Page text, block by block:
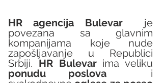
HR agencija Bulevar
  je
povezana sa glavnim
kompanijama koje nude
zapošljavanje u Republici
Srbiji. HR Bulevar
ponudu poslova
  i